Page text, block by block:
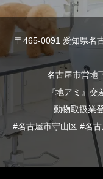
〒465-0091 愛知県名
名古屋市営地
『地アミ』
動物取扱業
#名古屋市守山区 #名